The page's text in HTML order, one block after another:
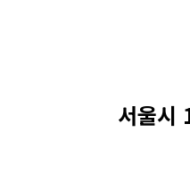
서울시